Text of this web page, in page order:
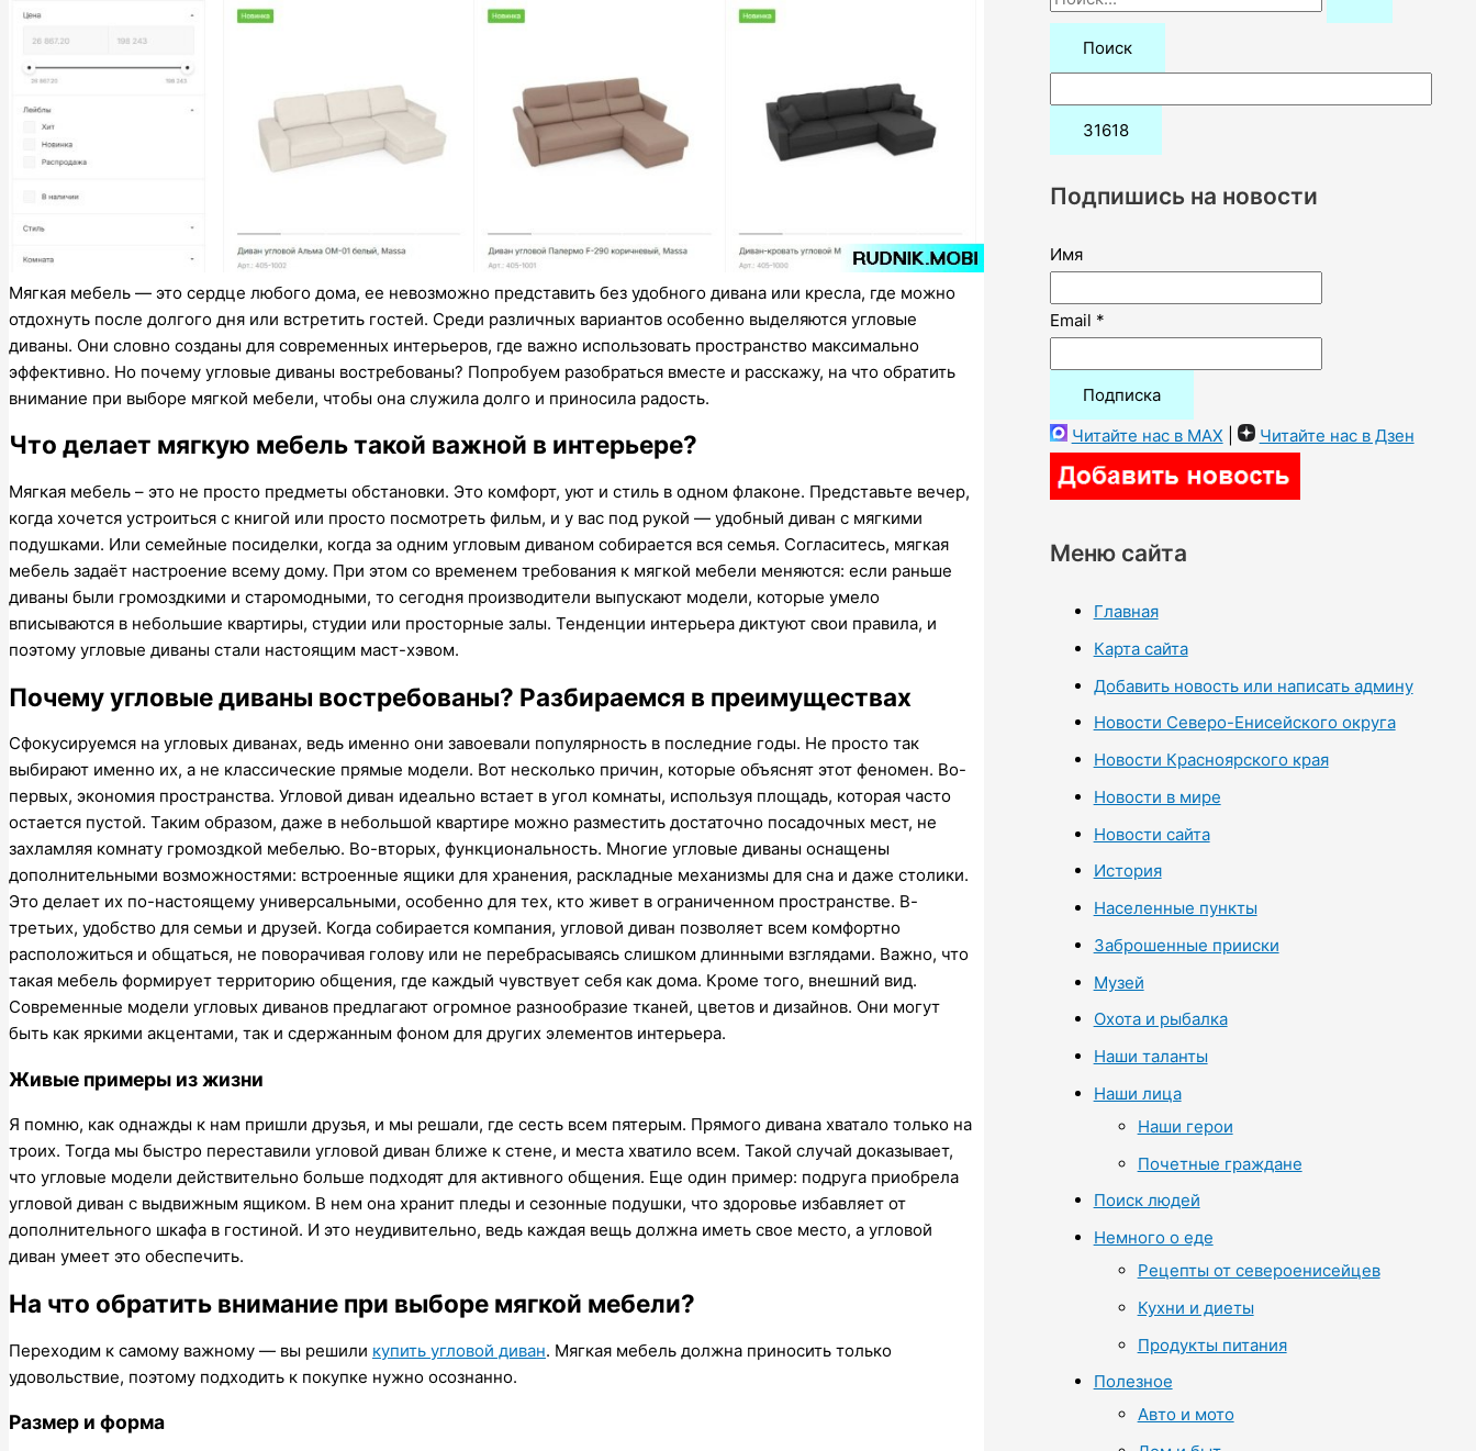
Мягкая мебель — это сердце любого дома, ее невозможно представить без удобного дивана или кресла, где можно
отдохнуть после долгого дня или встретить гостей. Среди различных вариантов особенно выделяются угловые
диваны. Они словно созданы для современных интерьеров, где важно использовать пространство максимально
эффективно. Но почему угловые диваны востребованы? Попробуем разобраться вместе и расскажу, на что обратить
внимание при выборе мягкой мебели, чтобы она служила долго и приносила радость.
Что делает мягкую мебель такой важной в интерьере?
Мягкая мебель – это не просто предметы обстановки. Это комфорт, уют и стиль в одном флаконе. Представьте вечер,
когда хочется устроиться с книгой или просто посмотреть фильм, и у вас под рукой — удобный диван с мягкими
подушками. Или семейные посиделки, когда за одним угловым диваном собирается вся семья. Согласитесь, мягкая
мебель задаёт настроение всему дому. При этом со временем требования к мягкой мебели меняются: если раньше
диваны были громоздкими и старомодными, то сегодня производители выпускают модели, которые умело
вписываются в небольшие квартиры, студии или просторные залы. Тенденции интерьера диктуют свои правила, и
поэтому угловые диваны стали настоящим маст-хэвом.
Почему угловые диваны востребованы? Разбираемся в преимуществах
Сфокусируемся на угловых диванах, ведь именно они завоевали популярность в последние годы. Не просто так
выбирают именно их, а не классические прямые модели. Вот несколько причин, которые объяснят этот феномен. Во-
первых, экономия пространства. Угловой диван идеально встает в угол комнаты, используя площадь, которая часто
остается пустой. Таким образом, даже в небольшой квартире можно разместить достаточно посадочных мест, не
захламляя комнату громоздкой мебелью. Во-вторых, функциональность. Многие угловые диваны оснащены
дополнительными возможностями: встроенные ящики для хранения, раскладные механизмы для сна и даже столики.
Это делает их по-настоящему универсальными, особенно для тех, кто живет в ограниченном пространстве. В-
третьих, удобство для семьи и друзей. Когда собирается компания, угловой диван позволяет всем комфортно
расположиться и общаться, не поворачивая голову или не перебрасываясь слишком длинными взглядами. Важно, что
такая мебель формирует территорию общения, где каждый чувствует себя как дома. Кроме того, внешний вид.
Современные модели угловых диванов предлагают огромное разнообразие тканей, цветов и дизайнов. Они могут
быть как яркими акцентами, так и сдержанным фоном для других элементов интерьера.
Живые примеры из жизни
Я помню, как однажды к нам пришли друзья, и мы решали, где сесть всем пятерым. Прямого дивана хватало только на
троих. Тогда мы быстро переставили угловой диван ближе к стене, и места хватило всем. Такой случай доказывает,
что угловые модели действительно больше подходят для активного общения. Еще один пример: подруга приобрела
угловой диван с выдвижным ящиком. В нем она хранит пледы и сезонные подушки, что здоровье избавляет от
дополнительного шкафа в гостиной. И это неудивительно, ведь каждая вещь должна иметь свое место, а угловой
диван умеет это обеспечить.
На что обратить внимание при выборе мягкой мебели?
Переходим к самому важному — вы решили купить угловой диван. Мягкая мебель должна приносить только
удовольствие, поэтому подходить к покупке нужно осознанно.
Размер и форма
о
:
Подпишись на новости
Имя
Email *
Читайте нас в MAX Читайте нас в Дзен
Меню сайта
Главная
Карта сайта
Добавить новость или написать админу
Новости Северо-Енисейского округа
Новости Красноярского края
Новости в мире
Новости сайта
История
Населенные пункты
Заброшенные прииски
Музей
Охота и рыбалка
Наши таланты
Наши лица
Наши герои
Почетные граждане
Поиск людей
Немного о еде
Рецепты от североенисейцев
Кухни и диеты
Продукты питания
Полезное
Авто и мото